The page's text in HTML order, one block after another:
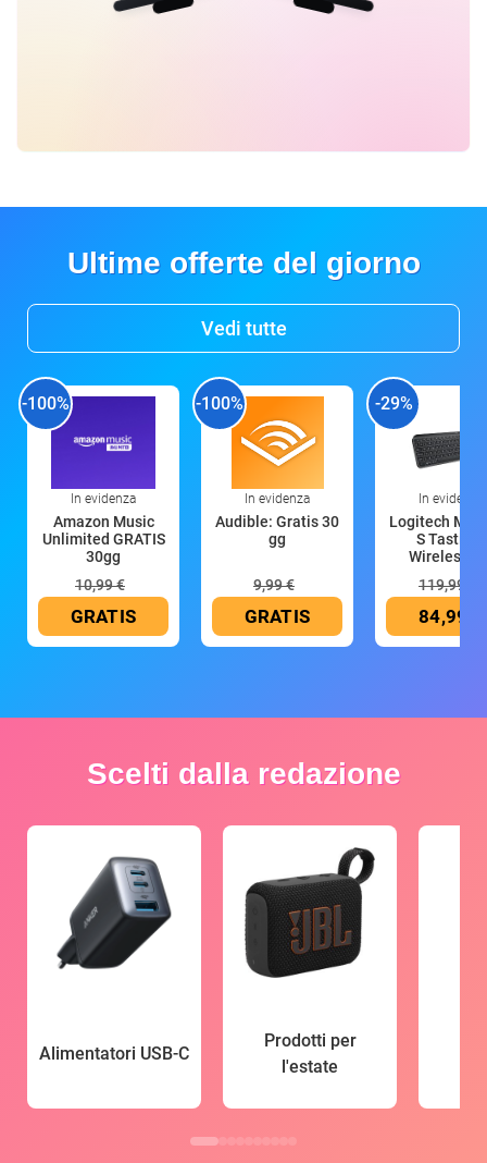
Ultime offerte del giorno
Vedi tutte
-100%
In evidenza
Amazon Music
Unlimited GRATIS
30gg
10,99 €
GRATIS
-100%
In evidenza
Audible: Gratis 30
gg
9,99 €
GRATIS
-29%
In evidenza
Logitech MX
S Tastiera
Wireless
119,99 €
84,99 €
Scelti dalla redazione
Alimentatori USB-C
Prodotti per
l'estate